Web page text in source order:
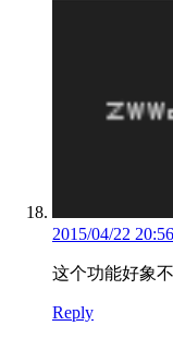
2015/04/22 20:56
这个功能好象
Reply